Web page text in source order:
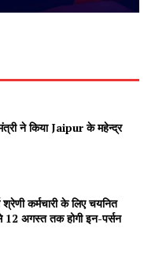
ने किया Jaipur के महेन्द्र
श्रेणी कर्मचारी के लिए चयनित
12 अगस्त तक होगी इन-पर्सन